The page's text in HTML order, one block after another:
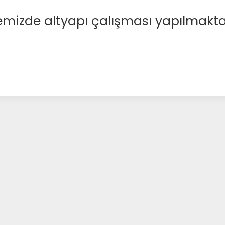
altyapı çalışması